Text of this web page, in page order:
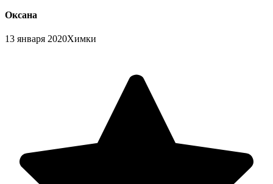
Оксана
13 января 2020Химки